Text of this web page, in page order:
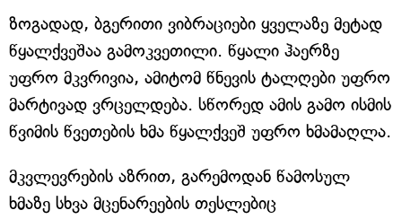
ზოგადად, ბგერითი ვიბრაციები ყველაზე მეტად
წყალქვეშაა გამოკვეთილი. წყალი ჰაერზე
უფრო მკვრივია, ამიტომ წნევის ტალღები უფრო
მარტივად ვრცელდება. სწორედ ამის გამო ისმის
წვიმის წვეთების ხმა წყალქვეშ უფრო ხმამაღლა.
მკვლევრების აზრით, გარემოდან წამოსულ
ხმაზე სხვა მცენარეების თესლებიც